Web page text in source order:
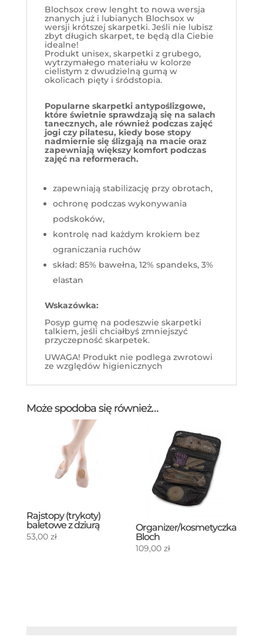
Blochsox crew lenght to nowa wersja
znanych już i lubianych Blochsox w
wersji krótszej skarpetki. Jeśli nie lubisz
zbyt długich skarpet, te będą dla Ciebie
idealne!
Produkt unisex, skarpetki z grubego,
wytrzymałego materiału w kolorze
cielistym z dwudzielną gumą w
okolicach pięty i śródstopia.
Popularne skarpetki antypoślizgowe,
które świetnie sprawdzają się na salach
tanecznych, ale również podczas zajęć
jogi czy pilatesu, kiedy bose stopy
nadmiernie się ślizgają na macie oraz
zapewniają większy komfort podczas
zajęć na reformerach.
zapewniają stabilizację przy obrotach,
ochronę podczas wykonywania
podskoków,
kontrolę nad każdym krokiem bez
ograniczania ruchów
skład: 85% bawełna, 12% spandeks, 3%
elastan
Wskazówka:
Posyp gumę na podeszwie skarpetki
talkiem, jeśli chciałbyś zmniejszyć
przyczepność skarpetek.
UWAGA! Produkt nie podlega zwrotowi
ze względów higienicznych
Może spodoba się również…
Rajstopy (trykoty)
baletowe z dziurą
53,00 zł
Organizer/kosmetyczka
Bloch
109,00zł